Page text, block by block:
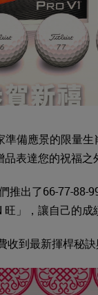
備應景的限量
表達您的祝福之
推出了66-77-
」，讓自己的成
到最新揮桿秘訣